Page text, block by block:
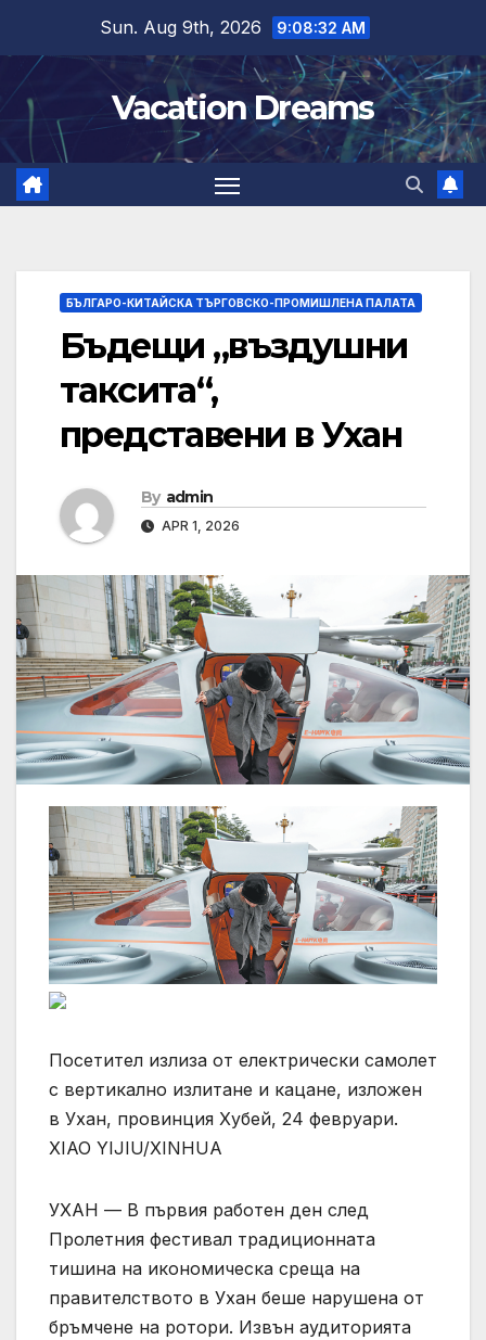
content
Sun. Aug 9th, 2026 9:08:33 AM
Vacation Dreams
БЪЛГАРО-КИТАЙСКА ТЪРГОВСКО-ПРОМИШЛЕНА ПАЛАТА
Бъдещи „въздушни
таксита“,
представени в Ухан
By admin
APR 1, 2026
Посетител излиза от електрически самолет
с вертикално излитане и кацане, изложен
в Ухан, провинция Хубей, 24 февруари.
XIAO YIJIU/XINHUA
УХАН — В първия работен ден след
Пролетния фестивал традиционната
тишина на икономическа среща на
правителството в Ухан беше нарушена от
бръмчене на ротори. Извън аудиторията